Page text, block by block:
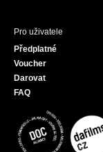
Pro uživatele
Předplatné
Voucher
Darovat
FAQ